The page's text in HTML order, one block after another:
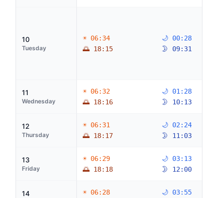
10
Tuesday
☀ 06:34
🌅 18:15
🌙 00:28
🌛 09:31
11
Wednesday
☀ 06:32
🌅 18:16
🌙 01:28
🌛 10:13
12
Thursday
☀ 06:31
🌅 18:17
🌙 02:24
🌛 11:03
13
Friday
☀ 06:29
🌅 18:18
🌙 03:13
🌛 12:00
14
☀ 06:28
🌙 03:55